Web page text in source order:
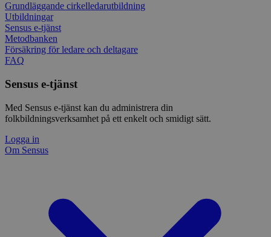
Grundläggande cirkelledarutbildning
Utbildningar
Sensus e-tjänst
Metodbanken
Försäkring för ledare och deltagare
FAQ
Sensus e-tjänst
Med Sensus e-tjänst kan du administrera din
folkbildningsverksamhet på ett enkelt och smidigt sätt.
Logga in
Om Sensus